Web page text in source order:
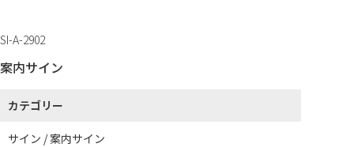
SI-A-2902
案内サイン
カテゴリー
サイン / 案内サイン